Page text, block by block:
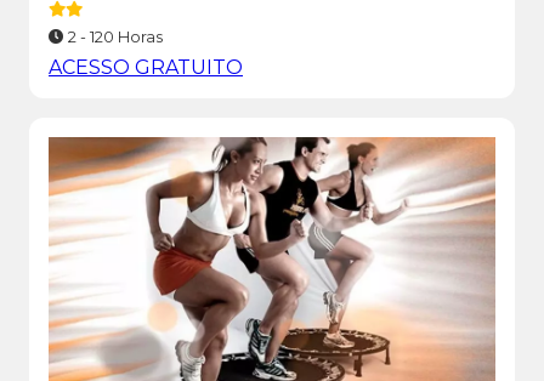
2 - 120 Horas
ACESSO GRATUITO